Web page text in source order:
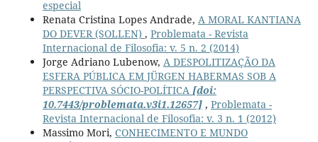
especial
Renata Cristina Lopes Andrade, A MORAL KANTIANA
DO DEVER (SOLLEN) , Problemata - Revista
Internacional de Filosofia: v. 5 n. 2 (2014)
Jorge Adriano Lubenow, A DESPOLITIZAÇÃO DA
ESFERA PÚBLICA EM JÜRGEN HABERMAS SOB A
PERSPECTIVA SÓCIO-POLÍTICA [doi:
10.7443/problemata.v3i1.12657], Problemata -
Revista Internacional de Filosofia: v. 3 n. 1 (2012)
Massimo Mori, CONHECIMENTO E MUNDO